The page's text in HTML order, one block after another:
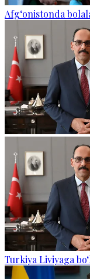
Afg‘onistonda
Turkiya Liviyaga